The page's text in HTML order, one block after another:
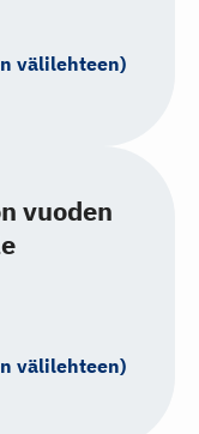
välilehteen)
vuoden
välilehteen)